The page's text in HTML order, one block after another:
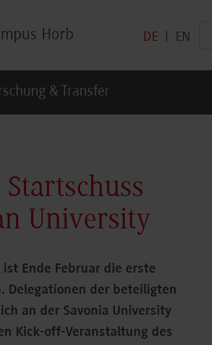
Horb DE EN
& Transfer
University
Ende Februar die erste
Delegationen der beteiligten
an der Savonia University
Kick-off-Veranstaltung des